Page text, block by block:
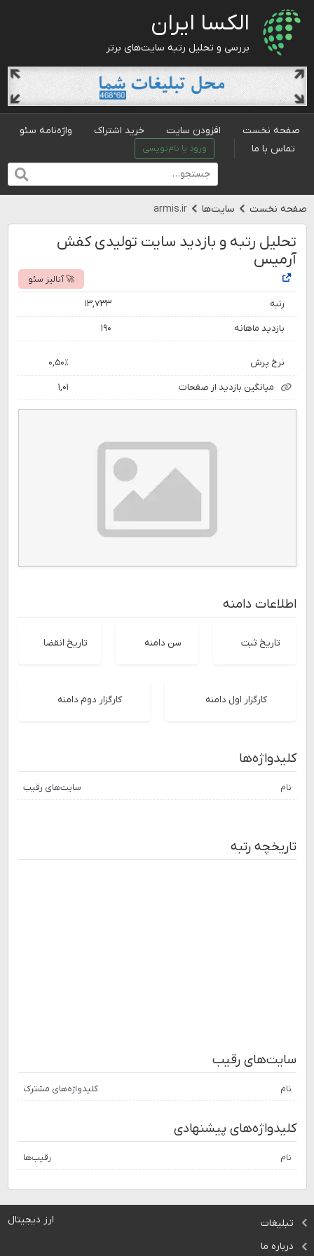
الکسا ایران
بررسی و تحلیل رتبه سایت‌های برتر
صفحه نخست افزودن سایت خرید اشتراک
واژه‌نامه سئو
تماس با ما
ورود یا نام‌نویسی
صفحه نخست سایت‌ها armis.ir
تحلیل رتبه و بازدید سایت تولیدی کفش
آرمیس
🚀 آنالیز سئو
رتبه ۱۳,۷۳۳
بازدید ماهانه ۱۹۰
نرخ پرش ۰,۵۰٪
میانگین بازدید از صفحات ۱,۰۱
اطلاعات دامنه
تاریخ ثبت سن دامنه تاریخ انقضا
کارگزار اول دامنه کارگزار دوم دامنه
کلیدواژه‌ها
نام سایت‌های رقیب
تاریخچه رتبه
سایت‌های رقیب
نام کلیدواژه‌های مشترک
کلیدواژه‌های پیشنهادی
نام رقیب‌ها
ارز دیجیتال
تبلیغات
درباره ما